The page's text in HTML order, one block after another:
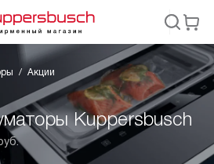
Акции
Kuppersbusch